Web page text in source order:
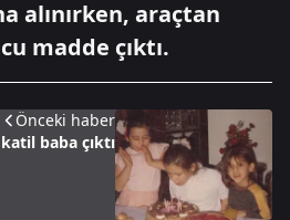
alınırken, araçtan
madde çıktı.
Önceki haber
baba çıktı